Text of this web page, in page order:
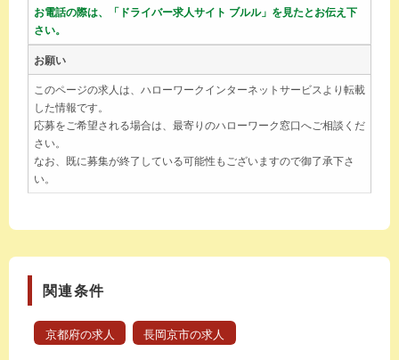
お電話の際は、「ドライバー求人サイト ブルル」を見たとお伝え下
さい。
お願い
このページの求人は、ハローワークインターネットサービスより転載
した情報です。
応募をご希望される場合は、最寄りのハローワーク窓口へご相談くだ
さい。
なお、既に募集が終了している可能性もございますので御了承下さ
い。
関連条件
京都府の求人 長岡京市の求人